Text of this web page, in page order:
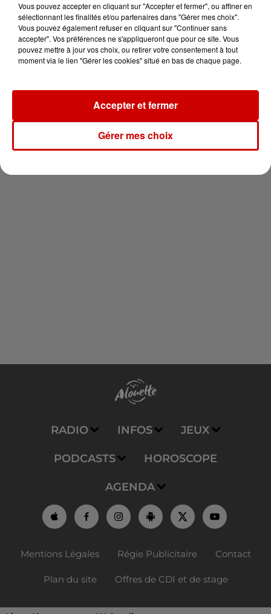
RADIO INFOS JEUX
PODCASTS HOROSCOPE
AGENDA
Mentions Légales Régie Publicitaire Contact
Plan du site Offres de CDI et de stage
Vous pouvez accepter en cliquant sur "Accepter et fermer", ou affiner en
sélectionnant les finalités et/ou partenaires dans "Gérer mes choix".
Vous pouvez également refuser en cliquant sur "Continuer sans
accepter". Vos préférences ne s'appliqueront que pour ce site. Vous
pouvez mettre à jour vos choix, ou retirer votre consentement à tout
moment via le lien "Gérer les cookies" situé en bas de chaque page.
Gérer mes choix
Accepter et fermer